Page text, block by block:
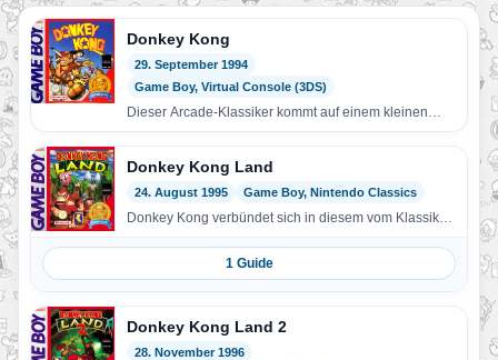
Donkey Kong
29. September 1994
Game Boy, Virtual Console (3DS)
Dieser Arcade-Klassiker kommt auf einem kleinen
Bildschirm sogar noch besser zur Geltung! Sie
denken, Sie kennen…
Donkey Kong Land
24. August 1995 Game Boy, Nintendo Classics
Donkey Kong verbündet sich in diesem vom Klassiker
1 Guide
Donkey Kong Land 2
28. November 1996